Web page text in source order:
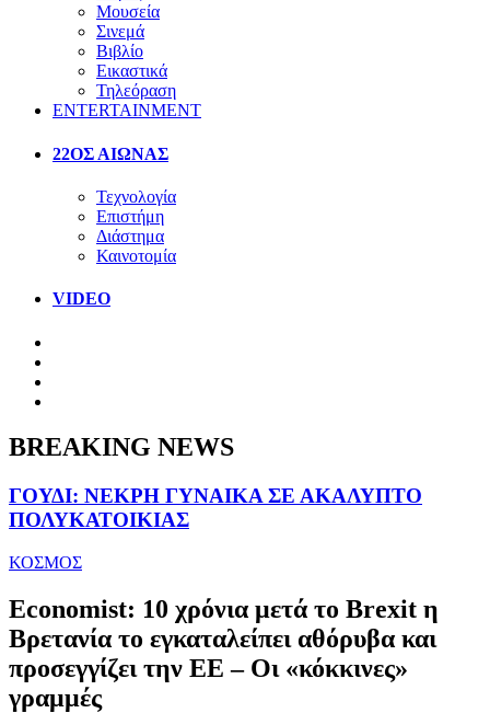
Μουσεία
Σινεμά
Βιβλίο
Εικαστικά
Τηλεόραση
ENTERTAINMENT
22ΟΣ ΑΙΩΝΑΣ
Τεχνολογία
Επιστήμη
Διάστημα
Καινοτομία
VIDEO
BREAKING NEWS
ΓΟΥΔΙ: ΝΕΚΡΗ ΓΥΝΑΙΚΑ ΣΕ ΑΚΑΛΥΠΤΟ
ΠΟΛΥΚΑΤΟΙΚΙΑΣ
ΚΟΣΜΟΣ
Economist: 10 χρόνια μετά το Brexit η
Βρετανία το εγκαταλείπει αθόρυβα και
προσεγγίζει την ΕΕ – Οι «κόκκινες»
γραμμές